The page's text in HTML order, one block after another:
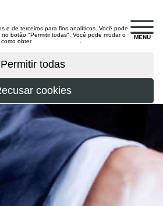
MENU
e de terceiros para fins analíticos. Você pode
botão "Permitir todas". Você pode mudar o
como obter